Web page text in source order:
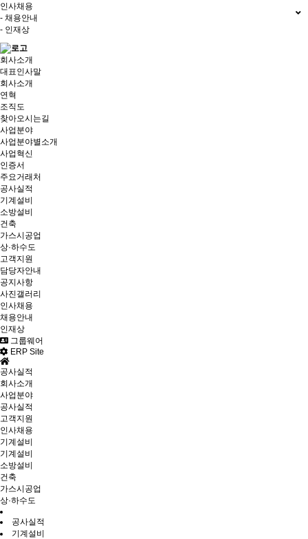
인사채용
- 채용안내
- 인재상
회사소개
대표인사말
회사소개
연혁
조직도
찾아오시는길
사업분야
사업분야별소개
사업혁신
인증서
주요거래처
공사실적
기계설비
소방설비
건축
가스시공업
상·하수도
고객지원
담당자안내
공지사항
사진갤러리
인사채용
채용안내
인재상
그룹웨어
ERP Site
공사실적
회사소개
사업분야
공사실적
고객지원
인사채용
기계설비
기계설비
소방설비
건축
가스시공업
상·하수도
공사실적
기계설비